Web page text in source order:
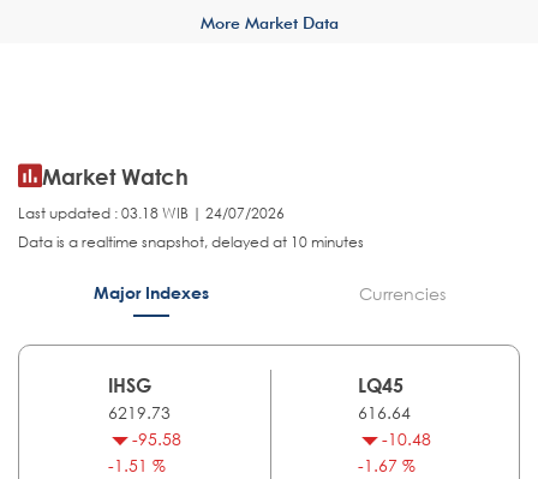
More Market Data
Market Watch
Last updated : 03.18 WIB | 24/07/2026
Data is a realtime snapshot, delayed at 10 minutes
Major Indexes Currencies
IHSG
6219.73
-95.58
-1.51 %
LQ45
616.64
-10.48
-1.67 %